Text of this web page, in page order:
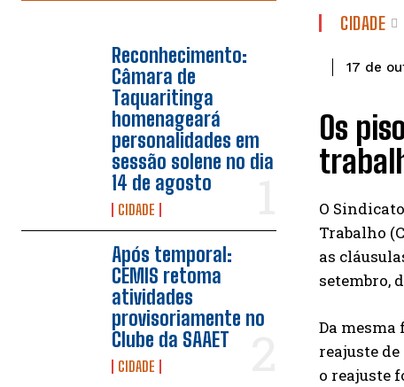
Reconhecimento:
Câmara de
Taquaritinga
homenageará
personalidades em
sessão solene no dia
14 de agosto
CIDADE
Após temporal:
CEMIS retoma
atividades
provisoriamente no
Clube da SAAET
CIDADE
CIDADE
17 de
Os
O
Trabalho
as
setembro,
Da
reajuste
o reajuste